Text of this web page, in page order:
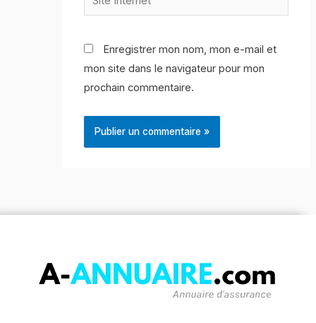
Internet
Enregistrer mon nom, mon e-mail et
mon site dans le navigateur pour mon
prochain commentaire.